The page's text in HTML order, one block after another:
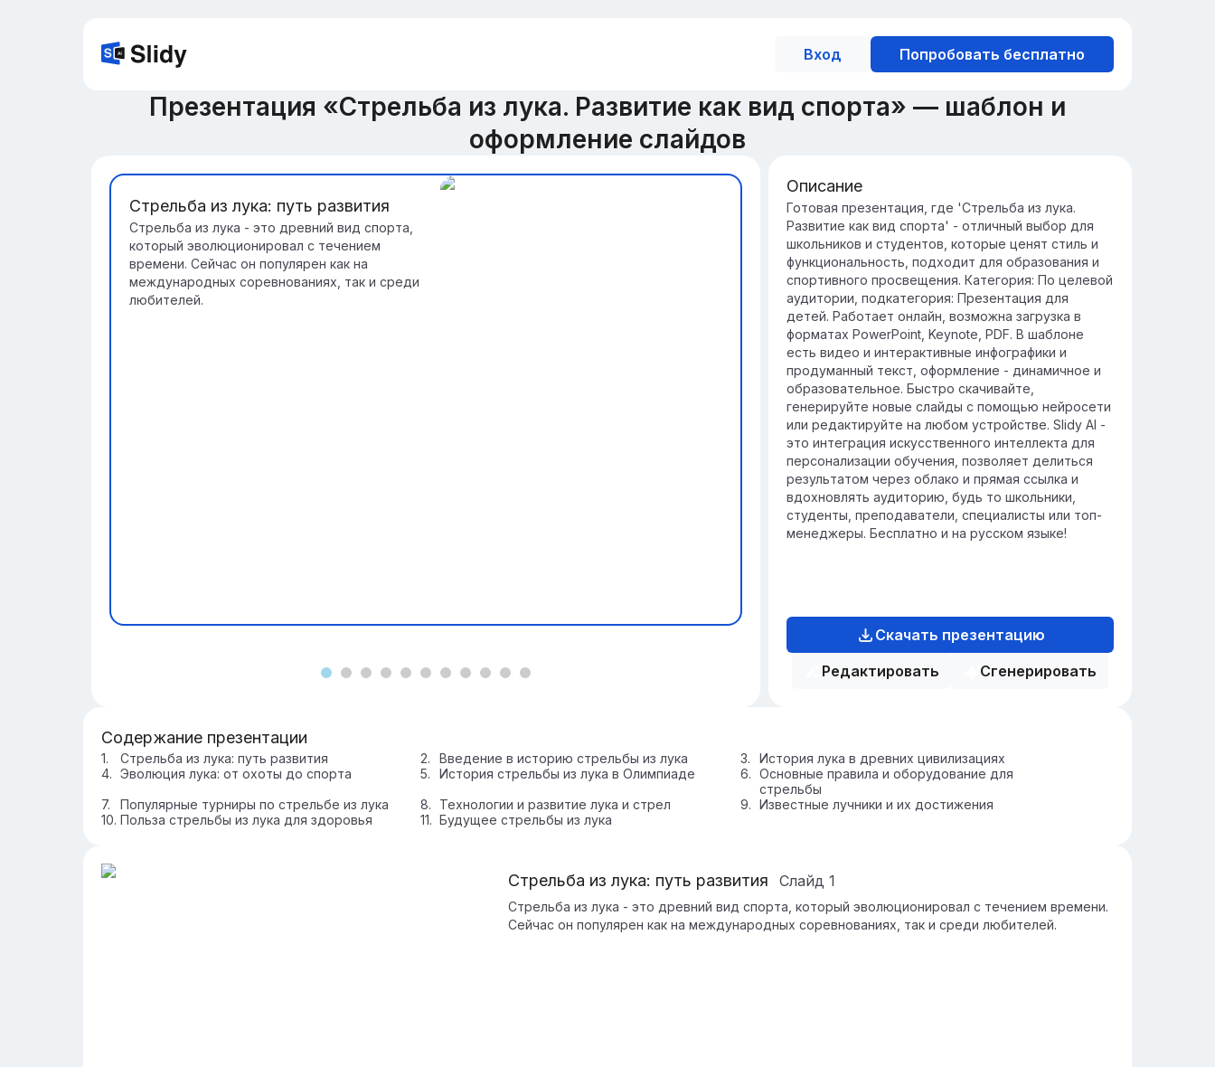
Вход Попробовать бесплатно
Презентация «Стрельба из лука. Развитие как вид спорта» — шаблон и
оформление слайдов
Стрельба из лука: путь развития
Стрельба из лука - это древний вид спорта,
который эволюционировал с течением
времени. Сейчас он популярен как на
международных соревнованиях, так и среди
любителей.
Введение в историю стрельбы из
лука
Стрельба из лука — это древнее искусство,
уходящее корнями в доисторические
времена, когда она использовалась для
охоты и защиты.
Со временем стрельба из лука
эволюционировала в спорт и искусство,
сохраняя своё культурное значение и
развиваясь в различных обществах.
Описание
Готовая презентация, где 'Стрельба из лука.
Развитие как вид спорта' - отличный выбор для
школьников и студентов, которые ценят стиль и
функциональность, подходит для образования и
спортивного просвещения. Категория: По целевой
аудитории, подкатегория: Презентация для
детей. Работает онлайн, возможна загрузка в
форматах PowerPoint, Keynote, PDF. В шаблоне
есть видео и интерактивные инфографики и
продуманный текст, оформление - динамичное и
образовательное. Быстро скачивайте,
генерируйте новые слайды с помощью нейросети
или редактируйте на любом устройстве. Slidy AI -
это интеграция искусственного интеллекта для
персонализации обучения, позволяет делиться
результатом через облако и прямая ссылка и
вдохновлять аудиторию, будь то школьники,
студенты, преподаватели, специалисты или топ-
менеджеры. Бесплатно и на русском языке!
Скачать презентацию
Редактировать
Сгенерировать
Содержание презентации
Стрельба из лука: путь развития Введение в историю стрельбы из лука
История лука в древних цивилизациях
Эволюция лука: от охоты до спорта
История стрельбы из лука в Олимпиаде
Основные правила и оборудование для
стрельбы
Популярные турниры по стрельбе из лука
Технологии и развитие лука и стрел
Известные лучники и их достижения
Польза стрельбы из лука для здоровья
Будущее стрельбы из лука
Стрельба из лука: путь развития Слайд 1
Стрельба из лука - это древний вид спорта, который эволюционировал с течением времени.
Сейчас он популярен как на международных соревнованиях, так и среди любителей.